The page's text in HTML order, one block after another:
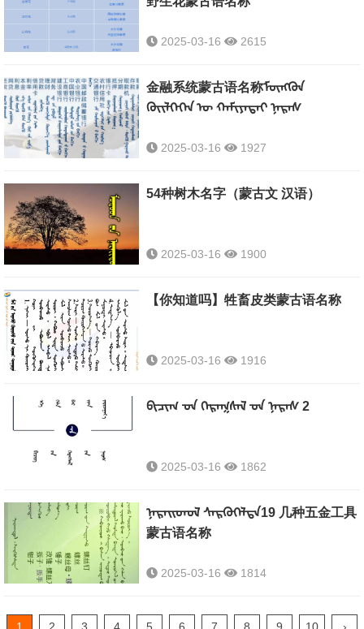
2025-03-16 2615
金融系统蒙古语名称ᠮᠦᠩᠭᠦᠨ
ᠭᠦᠢᠯᠬᠡᠬᠡᠨ ᠦ ᠬᠠᠮᠢᠶᠠᠲᠠᠢ ᠨᠡᠷᠡᠰ
2025-03-16 1927
54种树木名字（蒙古文 汉语）
2025-03-16 1900
【你知道吗】牲畜皮类蒙古语名称
2025-03-16 1916
ᠪᠢᠴᠢᠭ ᠊ᠤᠨ ᠬᠡᠷᠡᠭᠰᠡᠯ ᠊ᠦᠨ ᠨᠡᠷᠡᠰ 2
2025-03-16 1862
ᠨᠡᠷᠡᠢᠳᠦᠯ ᠰᠡᠷᠭᠦᠭᠡᠯᠲᠡ19 几种五金工具
蒙古语名称
2025-03-16 1814